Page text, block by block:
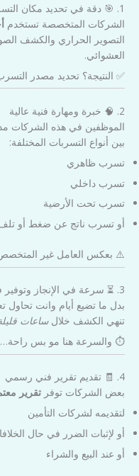
1. 🎯 دقة في تحديد مكان التسرب
الشركات المتخصصة تستخدم
التصوير الحراري والكشف
العشوائي.
✅ النتيجة؟ تحديد مصدر
2. 🧠 خبرة ومهارة فنية عالية
الموظفين في هذه الشركات
بين أنواع التسربات المختلفة:
تسرب ظاهري
تسرب داخلي
تسرب تحت الأرضية
أو تسرب ناتج عن ضغط أو
⚠️ بعكس العامل غير
3. ⏳ سرعة في الإنجاز وتوفير في الوقت
بدل ما تضيع أيام وانت
تنهي الكشف خلالساعات
⏱️ والسرعة هنا مو بس راحة…
4. 🧾 تقديم تقرير فني رسمي
بعض الشركات توفر تقرير
لتقديمه لشركات التأمين
أو لإثبات الضرر في حال
أو عند البيع والشراء